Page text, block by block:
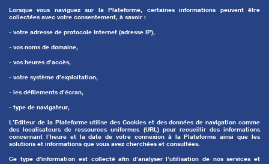
Lorsque vous naviguez sur la Plateforme, certaines informations peuvent être
collectées avec votre consentement, à savoir :
- votre adresse de protocole Internet (adresse IP),
- vos noms de domaine,
- vos heures d’accès,
- votre système d’exploitation,
- les défilements d’écran,
- type de navigateur,
L’Editeur de la Plateforme utilise des Cookies et des données de navigation comme
des localisateurs de ressources uniformes (URL) pour recueillir des informations
concernant l’heure et la date de votre connexion à la Plateforme ainsi que les
solutions et informations que vous avez cherchées et consultées.
Ce type d’information est collecté afin d’analyser l’utilisation de nos services et